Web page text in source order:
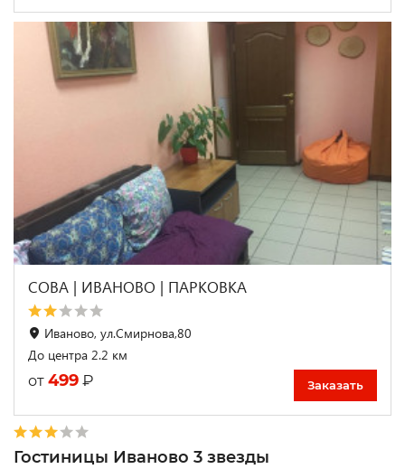
СОВА | ИВАНОВО | ПАРКОВКА
Иваново, ул.Смирнова,80
До центра 2.2 км
от 499 ₽ Заказать
Гостиницы Иваново 3 звезды